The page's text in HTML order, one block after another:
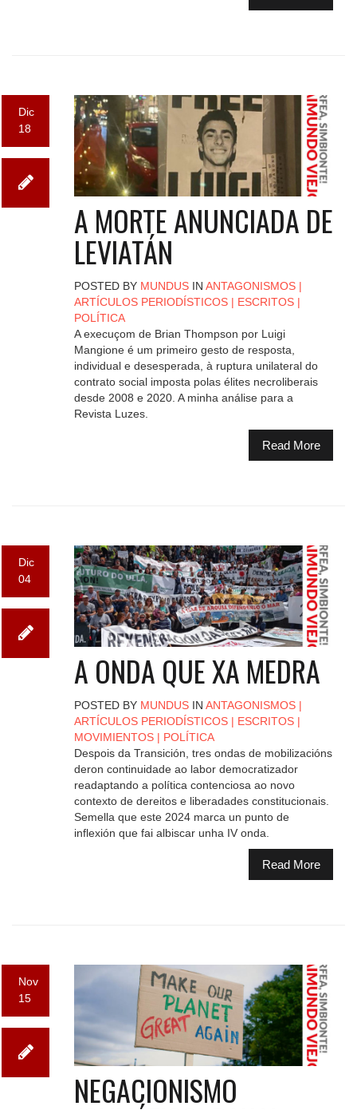
Dic
18
A MORTE ANUNCIADA DE
LEVIATÁN
POSTED BY MUNDUSIN ANTAGONISMOS|
ARTÍCULOS PERIODÍSTICOS| ESCRITOS|
POLÍTICA
A execuçom de Brian Thompson por Luigi
Mangione é um primeiro gesto de resposta,
individual e desesperada, à ruptura unilateral do
contrato social imposta polas élites necroliberais
desde 2008 e 2020. A minha análise para a
Revista Luzes.
Read More
Dic
04
A ONDA QUE XA MEDRA
POSTED BY MUNDUSIN ANTAGONISMOS|
ARTÍCULOS PERIODÍSTICOS| ESCRITOS|
MOVIMIENTOS| POLÍTICA
Despois da Transición, tres ondas de mobilizacións
deron continuidade ao labor democratizador
readaptando a política contenciosa ao novo
contexto de dereitos e liberadades constitucionais.
Semella que este 2024 marca un punto de
inflexión que fai albiscar unha IV onda.
Read More
Nov
15
NEGACIONISMO